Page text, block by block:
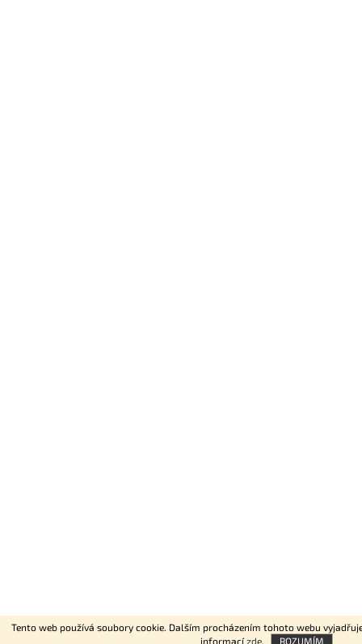
Tento web používá soubory cookie. Dalším procházením tohoto webu
informací zde. ROZUMÍM